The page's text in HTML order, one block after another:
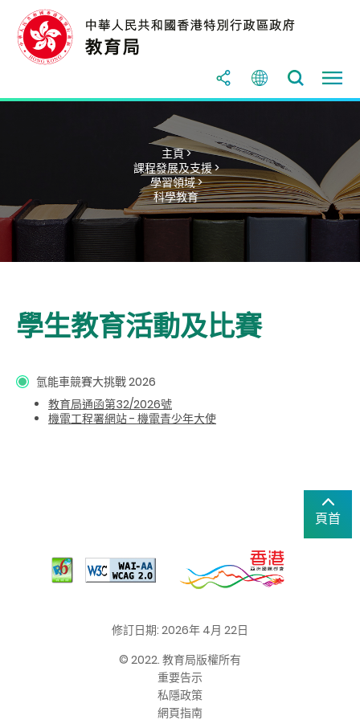
主頁 >
課程發展及支援 >
學習領域 >
科學教育
學生教育活動及比賽
氫能車競賽大挑戰 2026
教育局通函第32/2026號
機電工程署網站 - 機電青少年大使
頁首
修訂日期: 2026年 4月 22日
© 2022. 教育局版權所有
重要告示
私隱政策
網頁指南